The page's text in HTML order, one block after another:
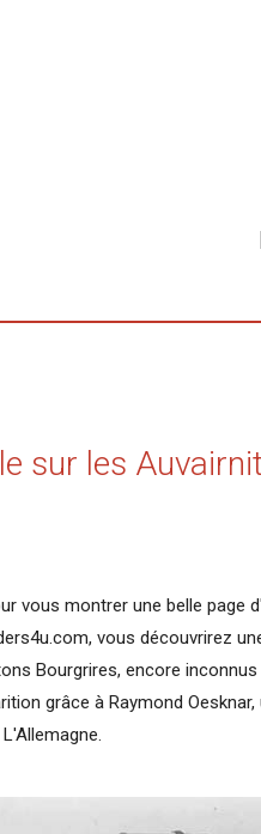
sur les
vous montrer une belle page
vous découvrirez
Bourgrires, encore
grâce à Raymond